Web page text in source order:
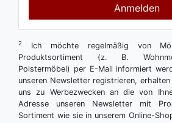
Anmelden
2
Ich möchte regelmäßig von
Produktsortiment (z. B.
Polstermöbel) per E-Mail informiert
unseren Newsletter registrieren,
uns zu Werbezwecken an die von
Adresse unseren Newsletter mit
Sortiment wie sie in unserem Online-